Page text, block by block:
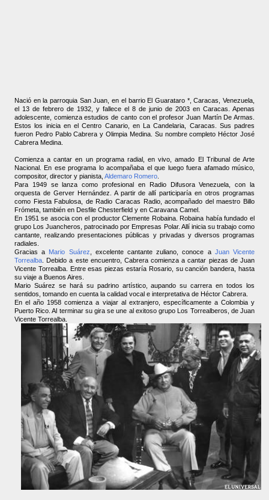
Nació en la parroquia San Juan, en el barrio El Guarataro *, Caracas, Venezuela,
el 13 de febrero de 1932, y fallece el 8 de junio de 2003 en Caracas. Apenas
adolescente, comienza estudios de canto con el profesor Juan Martín De Armas.
Estos los inicia en el Centro Canario, en La Candelaria, Caracas. Sus padres
fueron Pedro Pablo Cabrera y Olimpia Medina. Su nombre completo Héctor José
Cabrera Medina.
Comienza a cantar en un programa radial, en vivo, amado El Tribunal de Arte
Nacional. En ese programa lo acompañaba el que luego fuera afamado músico,
compositor, director y pianista, Aldemaro Romero
Para 1949 se lanza como profesional en Radio Difusora Venezuela, con la
orquesta de Gerver Hernández. A partir de allí participaría en otros programas
como Fiesta Fabulosa, de Radio Caracas Radio, acompañado del maestro Billo
Frómeta, también en Desfile Chesterfield y en Caravana Camel.
En 1951 se asocia con el productor Clemente Robaina. Robaina había fundado el
grupo Los Juancheros, patrocinado por Empresas Polar. Allí inicia su trabajo como
cantante, realizando presentaciones públicas y privadas y diversos programas
radiales.
Gracias a Mario Suárez , excelente cantante zuliano, conoce a Juan Vicente
Torrealba . Debido a este encuentro, Cabrera comienza a cantar piezas de Juan
Vicente Torrealba. Entre esas piezas estaría Rosario, su canción bandera, hasta
su viaje a Buenos Aires.
Mario Suárez se hará su padrino artístico, aupando su carrera en todos los
sentidos, tomando en cuenta la calidad vocal e interpretativa de Héctor Cabrera.
En el año 1958 comienza a viajar al extranjero, específicamente a Colombia y
Puerto Rico. Al terminar su gira se une al exitoso grupo Los Torrealberos, de Juan
Vicente Torrealba.